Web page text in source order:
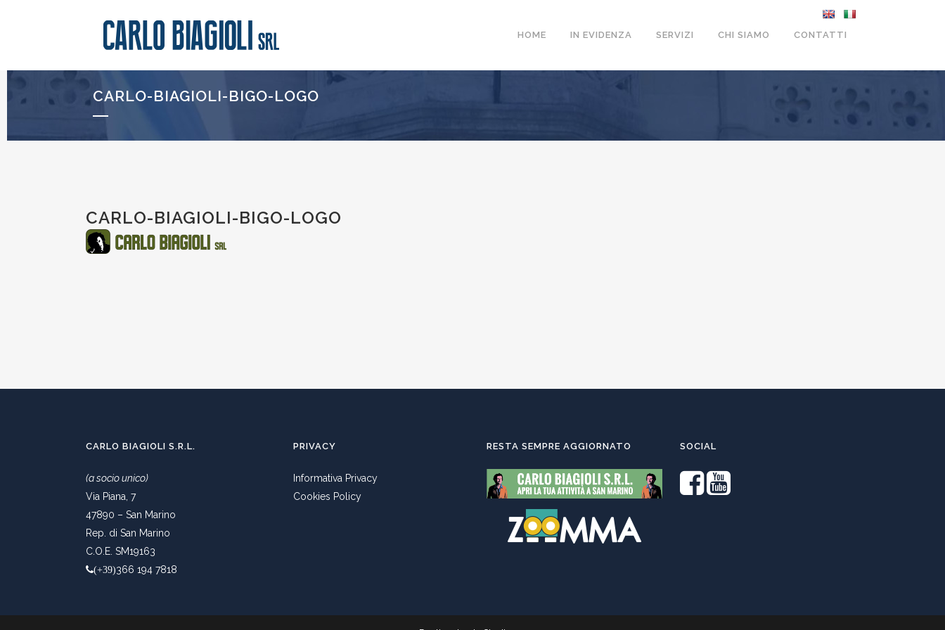
HOME IN EVIDENZA SERVIZI CHI SIAMO CONTATTI
CARLO-BIAGIOLI-BIGO-LOGO
CARLO-BIAGIOLI-BIGO-LOGO
CARLO BIAGIOLI S.R.L.
(a socio unico)
Via Piana, 7
47890 – San Marino
Rep. di San Marino
C.O.E. SM19163
(+39)366 194 7818
PRIVACY
Informativa Privacy
Cookies Policy
RESTA SEMPRE AGGIORNATO SOCIAL